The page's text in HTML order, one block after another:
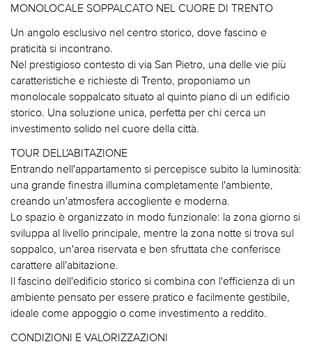
MONOLOCALE SOPPALCATO NEL CUORE DI TRENTO
Un angolo esclusivo nel centro storico, dove fascino e
praticità si incontrano.
Nel prestigioso contesto di via San Pietro, una delle vie più
caratteristiche e richieste di Trento, proponiamo un
monolocale soppalcato situato al quinto piano di un edificio
storico. Una soluzione unica, perfetta per chi cerca un
investimento solido nel cuore della città.
TOUR DELL'ABITAZIONE
Entrando nell'appartamento si percepisce subito la luminosità:
una grande finestra illumina completamente l'ambiente,
creando un'atmosfera accogliente e moderna.
Lo spazio è organizzato in modo funzionale: la zona giorno si
sviluppa al livello principale, mentre la zona notte si trova sul
soppalco, un'area riservata e ben sfruttata che conferisce
carattere all'abitazione.
Il fascino dell'edificio storico si combina con l'efficienza di un
ambiente pensato per essere pratico e facilmente gestibile,
ideale come appoggio o come investimento a reddito.
CONDIZIONI E VALORIZZAZIONI